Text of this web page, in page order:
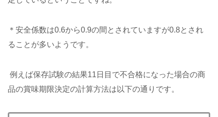
＊安全係数は0.6から0.9の間とされていますが0.8とされ
ることが多いようです。
例えば保存試験の結果11日目で不合格になった場合の商
品の賞味期限決定の計算方法は以下の通りです。